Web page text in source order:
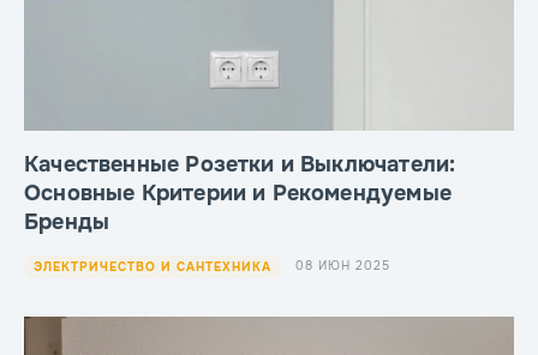
Качественные Розетки и Выключатели:
Основные Критерии и Рекомендуемые
Бренды
ЭЛЕКТРИЧЕСТВО И САНТЕХНИКА 08 ИЮН 2025